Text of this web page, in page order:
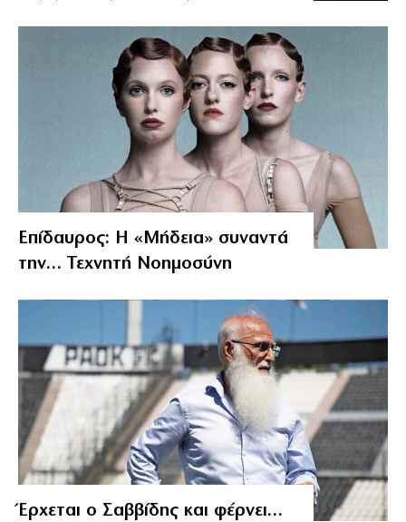
Επίδαυρος: Η «Μήδεια» συναντά
την… Τεχνητή Νοημοσύνη
Έρχεται ο Σαββίδης και φέρνει…